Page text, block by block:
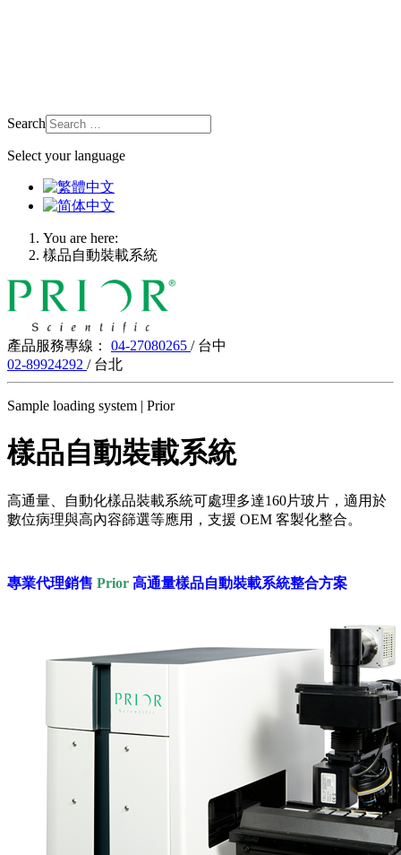
Search
Select your language
You are here:
樣品自動裝載系統
產品服務專線： 04-27080265 / 台中
02-89924292 / 台北
Sample loading system | Prior
樣品自動裝載系統
高通量、自動化樣品裝載系統可處理多達160片玻片，適用於
數位病理與高內容篩選等應用，支援 OEM 客製化整合。
專業代理銷售 Prior 高通量樣品自動裝載系統整合方案